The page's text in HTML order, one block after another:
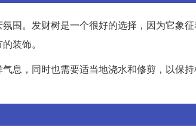
围。发财树是一个很好的选择，因为它象
装饰。
息，同时也需要适当地浇水和修剪，以保